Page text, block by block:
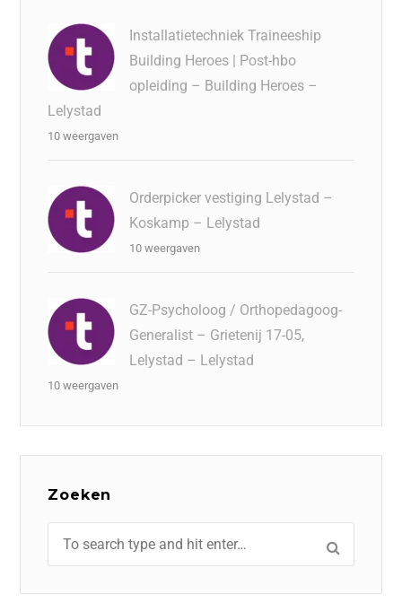
Installatietechniek Traineeship
Building Heroes | Post-hbo
opleiding – Building Heroes –
Lelystad
10 weergaven
Orderpicker vestiging Lelystad –
Koskamp – Lelystad
10 weergaven
GZ-Psycholoog / Orthopedagoog-
Generalist – Grietenij 17-05,
Lelystad – Lelystad
10 weergaven
Zoeken